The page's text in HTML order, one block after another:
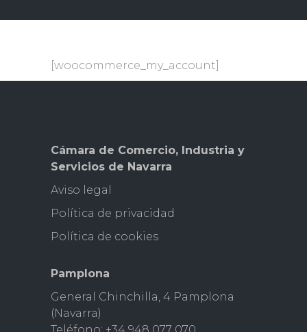
[woocommerce_my_account]
Cámara de Comercio, Industria y
Servicios de Navarra
Aviso legal
Pol ítica de privacidad
Política de cookies
Pamplona
General Chinchilla, 4 Pamplona
(Navarra)